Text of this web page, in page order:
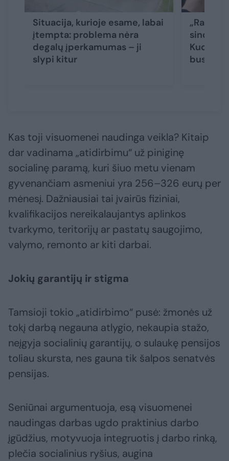
Situacija, kurioje esame, labai
įtempta: problema nėra
degalų įperkamumas – ji
slypi kitur
Kuodis
bus
Kas toji visuomenei naudinga veikla? Kitaip
dar vadinama „atidirbimu“ už piniginę
socialinę paramą, kuri šiuo metu vienam
gyvenančiam asmeniui yra 256–326 eurų per
mėnesį. Dažniausiai tai įvairūs fiziniai,
kvalifikacijos nereikalaujantys aplinkos
tvarkymo, teritorijų ar pastatų saugojimo,
valymo, remonto ar kiti darbai.
Jokių garantijų ir stigma
Tamsioji tokio „atidirbimo“ pusė: žmonės už
tokį darbą negauna atlygio, nekaupia stažo,
neįgyja socialinių garantijų, o sulaukę pensijos
toliau skursta, nes gauna tik šalpos senatvės
pensijas.
Seniūnai argumentuoja, esą visuomenei
naudingas darbas ugdo praktinius darbo
įgūdžius, motyvuoja integruotis į darbo rinką,
plečia socialinius ryšius, augina